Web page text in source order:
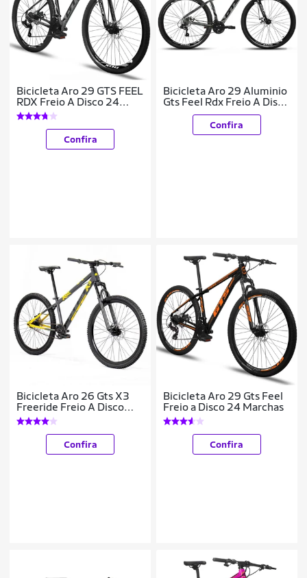
Bicicleta Aro 29 GTS FEEL
RDX Freio A Disco 24
Marchas
Confira
Bicicleta Aro 29 Aluminio
Gts Feel Rdx Freio A Disco
21 Marchas Shimano
Confira
Bicicleta Aro 26 Gts X3
Freeride Freio A Disco
Coroa Unica
Confira
Bicicleta Aro 29 Gts Feel
Freio a Disco 24 Marchas
Confira